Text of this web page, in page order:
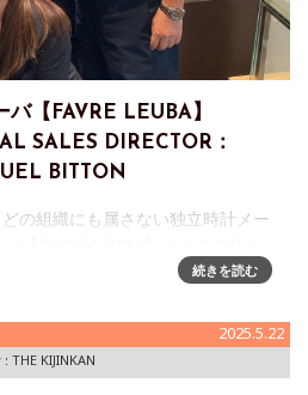
バ【FAVRE LEUBA】
SALES DIRECTOR：
BITTON
の組織にも属さない独立時計メー
SALES DIRECTOR：EMANUEL
続きを読む
2025.5.22
: THE KIJINKAN